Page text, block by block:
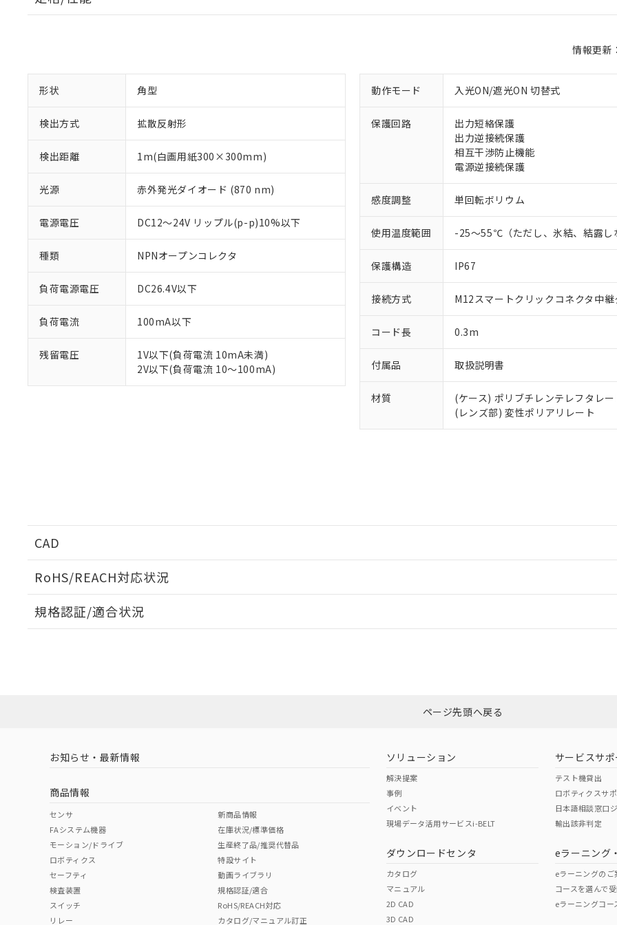
情報更新
形状 角型
検出方式 拡散反射形
検出距離 1m(白画用紙300×300mm)
光源 赤外発光ダイオード (870 nm)
電源電圧 DC12～24V リップル(p-p)10%以下
種類 NPNオープンコレクタ
負荷電源電圧 DC26.4V以下
負荷電流 100mA以下
残留電圧
1V以下(負荷電流 10mA未満)
2V以下(負荷電流 10～100mA)
動作モード 入光ON/遮光ON 切替式
保護回路
出力短絡保護
出力逆接続保護
相互干渉防止機能
電源逆接続保護
感度調整 単回転ボリウム
使用温度範囲 -25～55℃（ただし、氷結、結露し
保護構造 IP67
接続方式 M12スマートクリックコネクタ中継
コード長 0.3m
付属品 取扱説明書
材質
(ケース) ポリブチレンテレフタレー
(レンズ部) 変性ポリアリレート
CAD
ログイン/会員登録いただくと、CADデータをダウンロードすることができます。
RoHS/REACH対応状況
EU RoHS 注意事項・凡例
ダウンロードはこちら
中国 RoHS 注意事項・凡例
中国 RoHS表
Pb Hg Cr(VI)
規格認証/適合状況
（イギリス
（ノルウェー
（日本
（アメリカ
この製品の規格認証/適合
その他の認証はこちらのページからご
ご利用条件
以下の条件をお読みいただき、同意のうえご利用ください。
本サービスは、当社制御機器事業取扱商品の当社在庫状況および標準価格(税抜)を
くものです。
当社制御機器事業取扱商品の中には、本サービスの対象外となる商品もあることを
在庫状況および標準価格照会結果は、記載している更新日時点での社内データに
のであり、閲覧された時点での実際の在庫および標準価格とは異なる場合があるこ
正式な納期状況および標準価格はお客様のお取引先、またはお客様担当のオムロ
当社販売員にご相談ください。
在庫状況および標準価格結果を当社の事前の承諾なく第三者に漏洩または開示しな
マイパーツ機能（部品リスト作成サービス）をご利用いただくには、I-Webメンバ
ている必要があります。
お客様が当ウェブサイト上で当社にご登録された部品リストについて、当社および
が、当社の製品・サービスに関するお客様との取引・商談に必要な範囲で利用する
"個人情報の共同利用に関して"
の「1.共同利用者の
対応予定：EU RoHS指令（10物質）の非含有に対応した製品に切り替える予定のある
対応予定なし：EU RoHS指令（10物質）の非含有に非対応の商品で、対応品を出す予
非該当品：ライセンス料など無形物で、有害物質有無と関係のない商品です。
仕入先様の事情により、非含有部品としていたものが、含有品と判明した場合などやむ
*EU RoHS指令（10物質）：
鉛(Pb) 1000ppm以下、 水銀(Hg) 1000ppm以下、 カドミウム(Cd) 100ppm以下、
六価クロム(Cr(Ⅵ)) 1000ppm以下、ポリ臭化ビフェニル類(PBB) 1000ppm以下、ポリ臭化ジフェニルエーテル類
フタル酸ビス(2-エチルヘキシル) (DEHP)(別名：DOP) 1000ppm以下、フタル酸ブチルベンジル（BBP）
ル（DBP） 1000ppm以下、フタル酸ジイソブチル (DIBP) 1000ppm以下
但し、RoHS指令で産業用監視および制御機器に対する適用除外項目は除く。
フタル酸エステル類の４物質については閾値を超える意図的な使用がないことを確認しています。
※2 対応予定月
部品在庫の切り替え状況などにより、予定月が前後することがあります。
※3 非含有証明書ダウンロード
下記の非含有証明書をダウンロードすることができます。
「○」：最大均質材料含有率が中国RoHSの基準値以下であることを示します。
「×」：最大均質材料含有率が中国RoHSの基準値を超えていることを示します。
「－」：未確認です。当社販売部門へお問い合わせください。
Pb(鉛) :1000ppm、 Hg(水銀) : 1000ppm、 Cd(カドミウム) : 100ppm、
Cr(Ⅵ)(六価クロム) : 1000ppm、 PBBs(ポリ臭化ビフェニル類) : 1000ppm、 PBDEs(ポリ臭化ジフェニルエーテ
DEHP(フタル酸ビス(2-エチルヘキシル)) : 1000ppm
「10」：通常の使用状況下において有害物質が外部に漏えいし、環境に深刻な影響を及
味します。
「－」：未確認です。当社販売部門へお問い合わせください。
当社は、これら貴社製品のうち、外国為替および外国貿易法に定める商品（以下｢
う）を輸出または国外への提供する場合は、日本国政府の輸出許可(または役務取
などの必要な手続きをとります。
当社は規制貨物を破棄する場合は、完全に破砕するなど、違法に輸出されないよう
当社は貴社製品を、核兵器、ミサイル、化学兵器、生物兵器またはその他武器並
置等に一切使用いたしません。
また当社は、販売先および販売に係わる関係者が違法に輸出するおそれがある場
たしません。
キャンセル
記
号
説明
○ 一定数以上の在庫あり
△ 一定数には満たないが在庫あり
－
在庫なし(最新の在庫状況については、お客様のお取引先、またはお客様担当
空
白
受注生産機種、また在庫状況の情報を公開していない機種
ページ先頭へ戻る
お知らせ・最新情報
商品情報
センサ
FAシステム機器
モーション/ドライブ
ロボティクス
セーフティ
検査装置
スイッチ
リレー
新商品情報
在庫状況/標準価格
生産終了品/推奨代替品
特設サイト
動画ライブラリ
規格認証/適合
RoHS/REACH対応
カタログ/マニュアル訂正
ソリューション
解決提案
事例
イベント
現場データ活用サービスi-BELT
ダウンロードセンタ
カタログ
マニュアル
2D CAD
3D CAD
サービスサポ
テスト機貸出
ロボティクスサ
日本語相談窓口
輸出該非判定
eラーニング
eラーニングのご
コースを選んで
eラーニングコー